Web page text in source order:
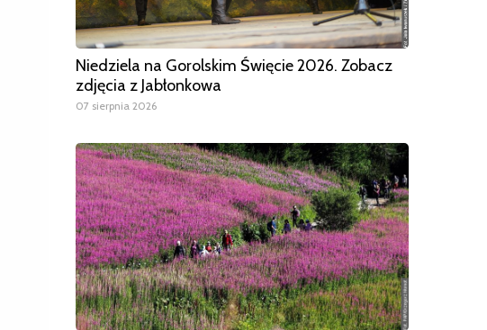
Niedziela na Gorolskim Święcie 2026. Zobacz
zdjęcia z Jabłonkowa
07 sierpnia 2026